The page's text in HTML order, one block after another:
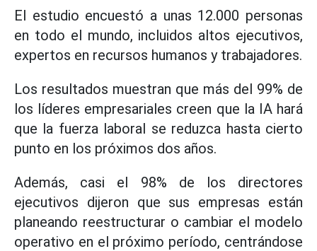
El estudio encuestó a unas 12.000 personas
en todo el mundo, incluidos altos ejecutivos,
expertos en recursos humanos y trabajadores.
Los resultados muestran que más del 99% de
los líderes empresariales creen que la IA hará
que la fuerza laboral se reduzca hasta cierto
punto en los próximos dos años.
Además, casi el 98% de los directores
ejecutivos dijeron que sus empresas están
planeando reestructurar o cambiar el modelo
operativo en el próximo período, centrándose